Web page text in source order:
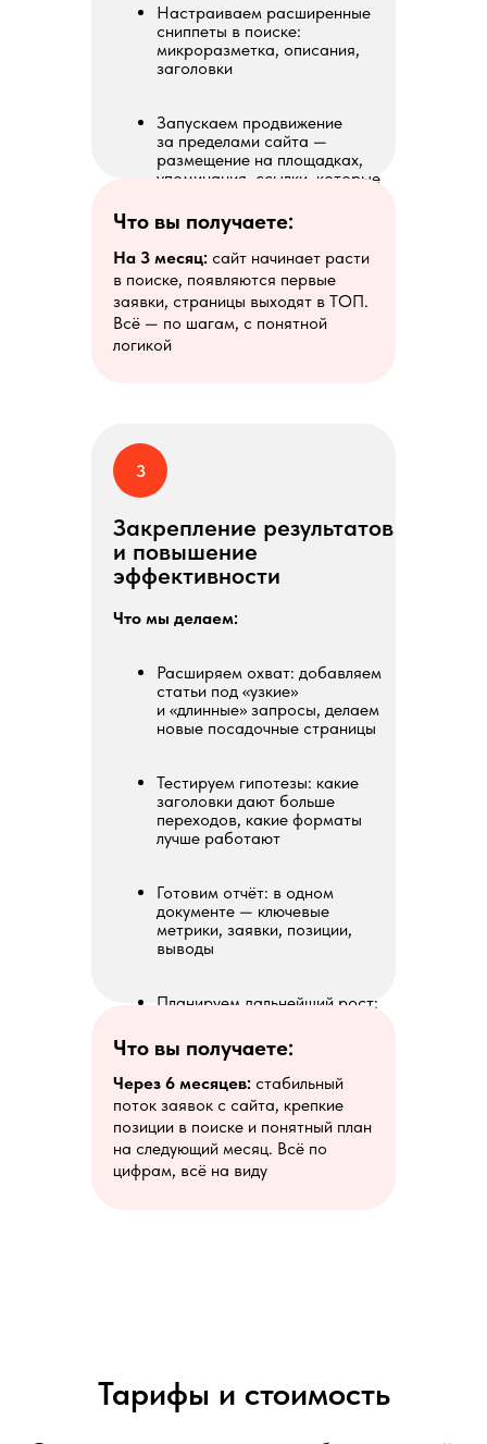
3
Закрепление результатов
и повышение
эффективности
Что мы делаем:
Расширяем охват: добавляем
статьи под «узкие»
и «длинные» запросы, делаем
новые посадочные страницы
Тестируем гипотезы: какие
заголовки дают больше
переходов, какие форматы
лучше работают
Готовим отчёт: в одном
документе — ключевые
метрики, заявки, позиции,
выводы
Планируем дальнейший рост:
темы и запросы подключать
Через 6 месяцев: стабильный
поток заявок с сайта, крепкие
позиции в поиске и понятный план
на следующий месяц. Всё по
цифрам, всё на виду
Что вы получаете:
Настраиваем расширенные
сниппеты в поиске:
микроразметка, описания,
заголовки
Запускаем продвижение
за пределами сайта —
размещение на площадках,
упоминания, ссылки, которые
поисковиков
На 3 месяц: сайт начинает расти
в поиске, появляются первые
заявки, страницы выходят в ТОП.
Всё — по шагам, с понятной
логикой
Что вы получаете:
Тарифы и стоимость